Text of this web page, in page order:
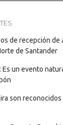
de recepción de
de Santander
Es un evento
son